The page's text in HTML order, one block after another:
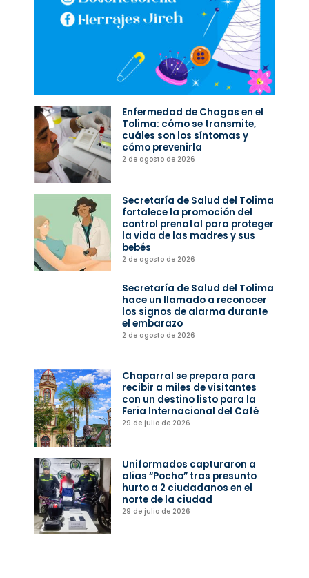
Enfermedad de Chagas en el
Tolima: cómo se transmite,
cuáles son los síntomas y
cómo prevenirla
2 de agosto de 2026
Secretaría de Salud del Tolima
fortalece la promoción del
control prenatal para proteger
la vida de las madres y sus
bebés
2 de agosto de 2026
Secretaría de Salud del Tolima
hace un llamado a reconocer
los signos de alarma durante
el embarazo
2 de agosto de 2026
Chaparral se prepara para
recibir a miles de visitantes
con un destino listo para la
Feria Internacional del Café
29 de julio de 2026
Uniformados capturaron a
alias “Pocho” tras presunto
hurto a 2 ciudadanos en el
norte de la ciudad
29 de julio de 2026